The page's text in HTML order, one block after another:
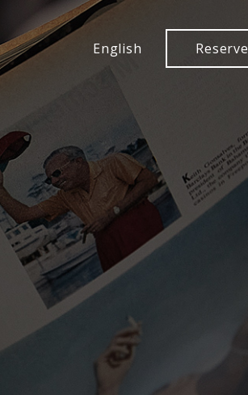
English Reserve